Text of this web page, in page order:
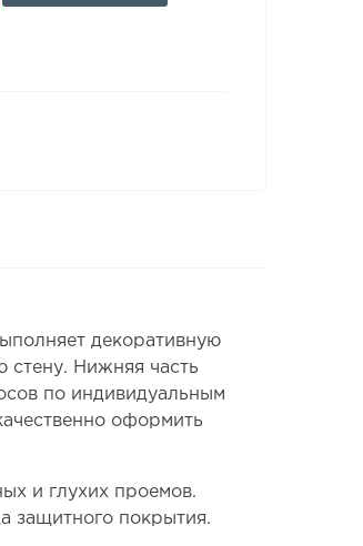
декоративную
Нижняя часть
по индивидуальным
оформить
и глухих проемов.
защитного покрытия.